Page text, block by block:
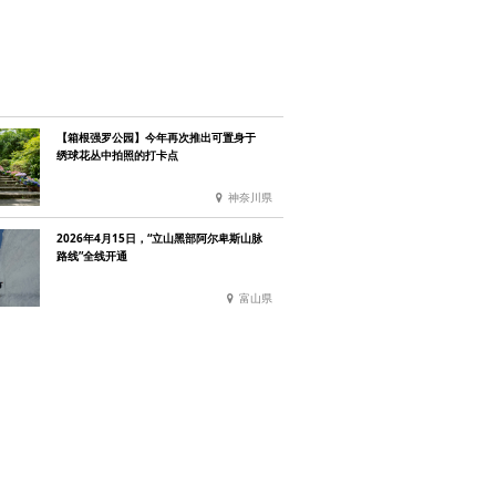
【箱根强罗公园】今年再次推出可置身于
绣球花丛中拍照的打卡点
神奈川県
2026年4月15日，“立山黑部阿尔卑斯山脉
路线”全线开通
富山県